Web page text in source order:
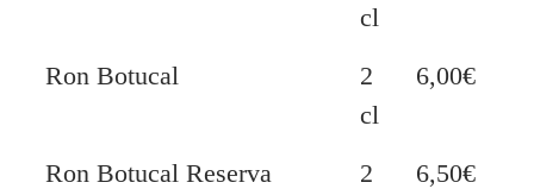
cl
Ron Botucal
2
cl
6,00€
Ron Botucal Reserva
2
6,50€